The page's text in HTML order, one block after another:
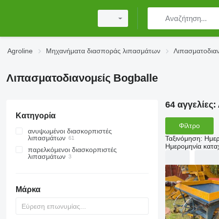
Agroline Μηχανήματα διασποράς λιπασμάτων
Λιπασματοδιανομείς Bogballe
Κατηγορία
ανυψωμένοι διασκορπιστές
λιπασμάτων
παρελκόμενοι διασκορπιστές
λιπασμάτων
Μάρκα
64 αγγελίες:
Φίλτρο
Ταξινόμηση:
Ημερομηνία